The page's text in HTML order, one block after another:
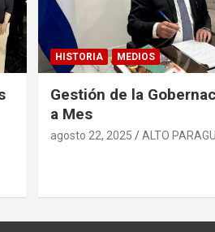
HISTORIA MEDIOS
Gestión de la
a Mes
agosto 22, 2025 ALTO